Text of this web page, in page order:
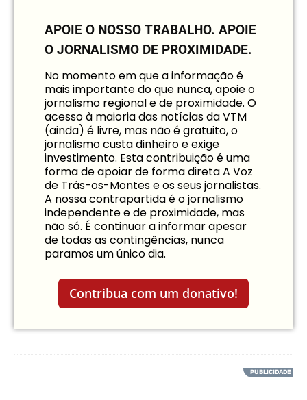
APOIE O NOSSO TRABALHO. APOIE
O JORNALISMO DE PROXIMIDADE.
No momento em que a informação é
mais importante do que nunca, apoie o
jornalismo regional e de proximidade. O
acesso à maioria das notícias da VTM
(ainda) é livre, mas não é gratuito, o
jornalismo custa dinheiro e exige
investimento. Esta contribuição é uma
forma de apoiar de forma direta A Voz
de Trás-os-Montes e os seus jornalistas.
A nossa contrapartida é o jornalismo
independente e de proximidade, mas
não só. É continuar a informar apesar
de todas as contingências, nunca
paramos um único dia.
Contribua com um donativo!